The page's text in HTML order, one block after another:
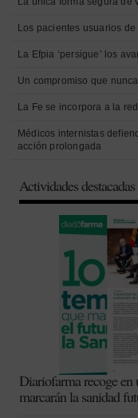
Los pacientes usuarios
La Efpia ‘persigue’ los
Un compromiso que
La Fe se incorpora a la
Médicos internistas
acción prolongada
Actividades destacadas
Diariofarma recoge en
marcarán la sanidad